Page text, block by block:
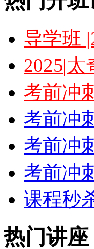
导学班
2025|
考前冲
考前冲
考前冲
考前冲
课程秒
热门讲座